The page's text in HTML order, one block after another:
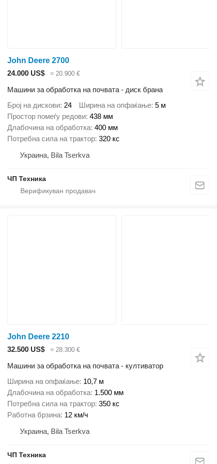
John Deere 2700
24.000 US$
≈ 20.900 €
Машини за обработка на почвата - диск брана
Број на дискови 24 Ширина на опфаќање 5 м
Простор помеѓу редови 438 мм
Длабочина на обработка 400 мм
Потребна сила на трактор 320 кс
Украина, Bila Tserkva
ЧП Техника
John Deere 2210
32.500 US$
≈ 28.300 €
Машини за обработка на почвата - култиватор
Ширина на опфаќање 10,7 м
Длабочина на обработка 1.500 мм
Потребна сила на трактор 350 кс
Работна брзина 12 км/ч
Украина, Bila Tserkva
ЧП Техника